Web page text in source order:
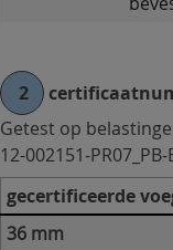
2
Getest op
12-002151-
gecertificeerde
36 mm